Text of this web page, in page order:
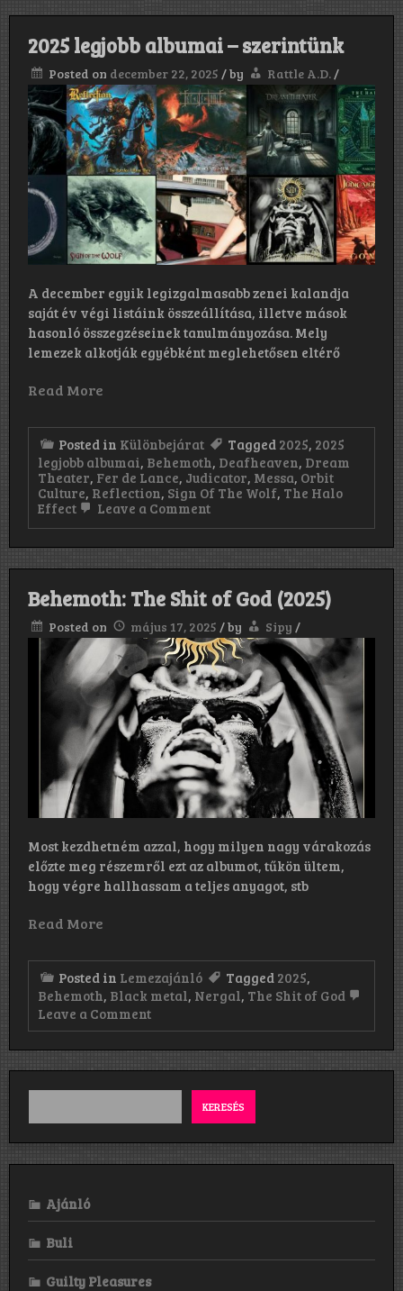
2025 legjobb albumai – szerintünk
Posted on december 22, 2025 /by Rattle A.D./
A december egyik legizgalmasabb zenei kalandja
saját év végi listáink összeállítása, illetve mások
hasonló összegzéseinek tanulmányozása. Mely
lemezek alkotják egyébként meglehetősen eltérő
Read More
Posted in Különbejárat Tagged 2025, 2025
legjobb albumai, Behemoth, Deafheaven, Dream
Theater, Fer de Lance, Judicator, Messa, Orbit
Culture, Reflection, Sign Of The Wolf, The Halo
Effect
Leave a Commenton
albumai
–
Behemoth: The Shit of God (2025)
Posted on május 17, 2025 /by Sipy /
Most kezdhetném azzal, hogy milyen nagy várakozás
előzte meg részemről ezt az albumot, tűkön ültem,
hogy végre hallhassam a teljes anyagot, stb
Read More
Posted in Lemezajánló Tagged 2025,
Behemoth, Black metal, Nergal, The Shit of God
Leave a Commenton
Behemoth:
of
God
KERESÉS
Ajánló
Buli
Guilty Pleasures